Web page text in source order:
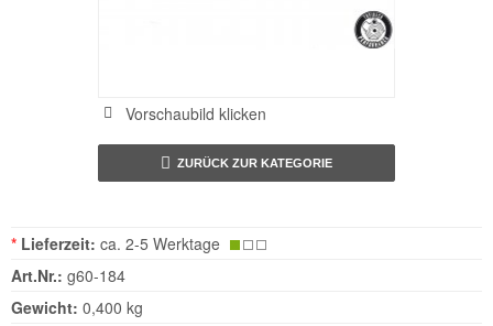
Vorschaubild klicken
ZURÜCK ZUR KATEGORIE
* Lieferzeit: ca. 2-5 Werktage
Art.Nr.: g60-184
Gewicht: 0,400 kg